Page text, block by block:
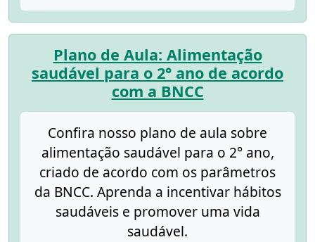
Plano de Aula: Alimentação
saudável para o 2° ano de acordo
com a BNCC
Confira nosso plano de aula sobre
alimentação saudável para o 2° ano,
criado de acordo com os parâmetros
da BNCC. Aprenda a incentivar hábitos
saudáveis e promover uma vida
saudável.